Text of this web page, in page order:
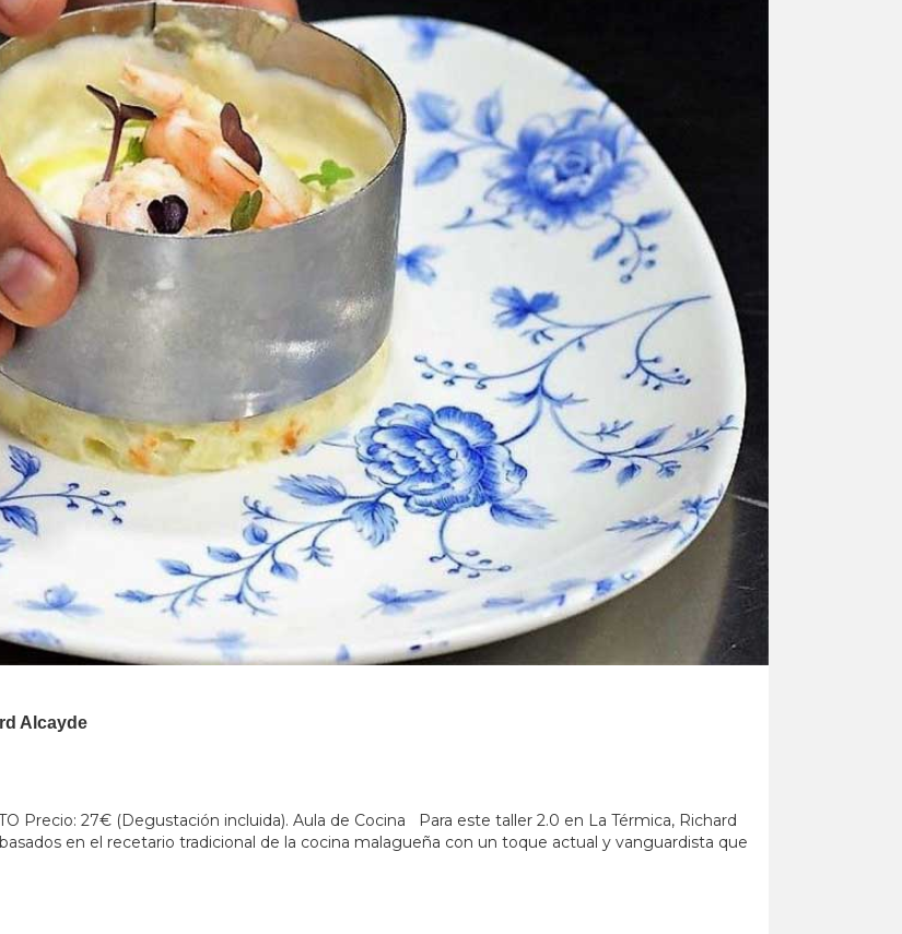
Alcayde
Precio: 27€ (Degustación incluida). Aula de Cocina Para este taller 2.0 en La Térmica, Richard
en el recetario tradicional de la cocina malagueña con un toque actual y vanguardista que